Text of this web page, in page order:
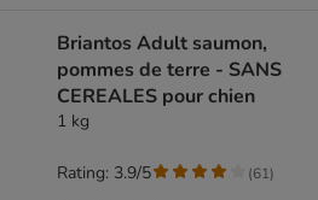
Briantos Adult saumon,
pommes de terre - SANS
CEREALES pour chien
1 kg
Rating: 3.9/5 (61)